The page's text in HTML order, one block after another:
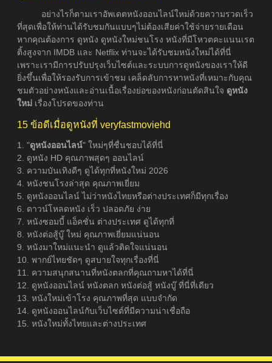
อย่างไรก็ตามเราอัพเดตหนังออนไลน์ใหม่ด้วยความรวดเร็ว
ที่สุดเพื่อให้ท่านได้รับชมกันแบบๆไม่ต้องเสียค่าใช้จ่ายรายเดือน
หากคุณต้องการ ดูหนัง ดูหนังใหม่ชนโรง หนังที่มีโหวตคะแนนเรต
ติ้งสูงจาก IMDB และ Netflix ท่านจะได้รับชมหนังใหม่ได้ที่นี่
เพราะเรามีการปรับปรุงเว็บไซต์และระบบการดูหนังของเราให้ดี
ยิ่งขึ้นเพื่อให้รองรับการเข้าชม เคล็ดลับการหาหนังที่เหมาะกับคุณ
ชมตัวอย่างหนังและอ่านเนื้อเรื่องย่อของหนังก่อนตัดสินใจ ดูหนัง
ใหม่ เรื่องโปรดของท่าน
15 ข้อดีเมื่อดูหนังที่ veryfastmoviehd
1. "ดูหนังออนไลน์" ใหม่ๆที่ชื่นชอบได้ที่นี่
2. ดูหนัง HD คุณภาพสุดๆ ออนไลน์
3. ความบันเทิงดีๆ ดูได้ทุกที่หนังใหม่ 2026
4. หนังชนโรงล่าสุด คุณภาพเยี่ยม
5. ดูหนังออนไลน์ ไม่ว่าหนังไทยหรือต่างประเทศก็มีทุกเรื่อง
6. ดาวน์โหลดหนัง เร็ว ปลอดภัย ง่าย
7. หนังซอมบี้ แอ็คชั่น ต่างประเทศ ดูได้ทุกที่
8. หนังต่อสู้บู๊ ใหม่ คุณภาพเยี่ยมแน่นอน
9. หนังมาใหม่แนะนำ ดูแล้วติดใจแน่นอน
10. พากย์ไทยชัดๆ ดูสบายใจทุกเรื่องที่นี่
11. ความสนุกสนานที่หนังตลกที่คุณถามหาได้ที่นี่
12. ดูหนังออนไลน์ หนังตลก หนังต่อสู้ หนังบู๊ ที่นี่ที่เดียว
13. หนังใหม่เข้าโรง คุณภาพที่สุด แบบจำกัด
14. ดูหนังออนไลน์กับเว็บไซต์ที่มีความน่าเชื่อถือ
15. หนังใหม่ทั้งไทยและต่างประเทศ